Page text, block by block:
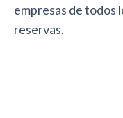
empresas de todos
reservas.